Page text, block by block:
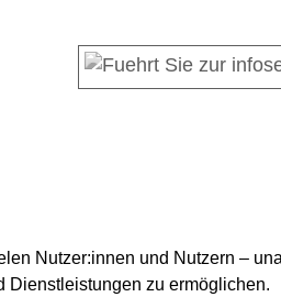
Nutzer:innen und Nutzern –
Dienstleistungen zu ermöglichen.